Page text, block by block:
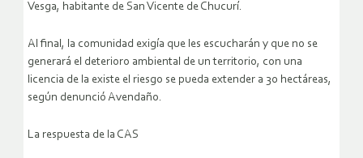
Vesga, habitante de San Vicente de Chucurí.
Al final, la comunidad exigía que les escucharán y que no se
generará el deterioro ambiental de un territorio, con una
licencia de la existe el riesgo se pueda extender a 30 hectáreas,
según denunció Avendaño.
La respuesta de la CAS